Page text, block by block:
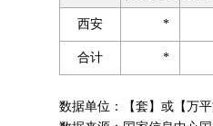
西安 *
合计 *
数据单位：【套】或【万平